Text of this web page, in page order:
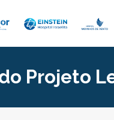
Projeto